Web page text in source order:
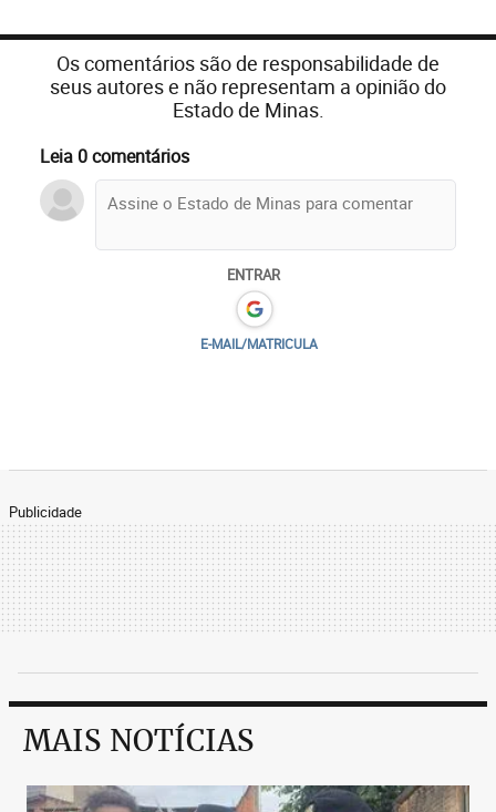
Os comentários são de responsabilidade de
seus autores e não representam a opinião do
Estado de Minas.
Leia 0 comentários
ENTRAR
E-MAIL/MATRICULA
Publicidade
MAIS NOTÍCIAS